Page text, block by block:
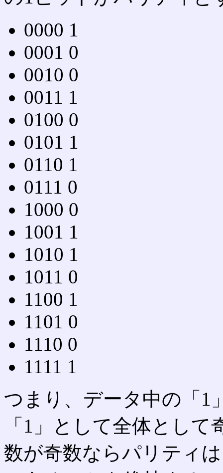
0000 1
0001 0
0010 0
0011 1
0100 0
0101 1
0110 1
0111 0
1000 0
1001 1
1010 1
1011 0
1100 1
1101 0
1110 0
1111 1
つまり、データ中の「1
「1」として全体とし
数が奇数ならパリティ